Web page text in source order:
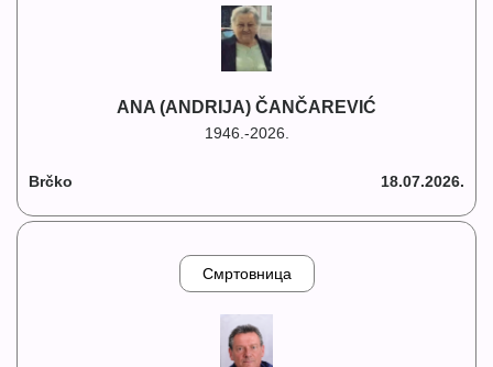
ANA (ANDRIJA) ČANČAREVIĆ
1946.-2026.
Brčko 18.07.2026.
Смртовница